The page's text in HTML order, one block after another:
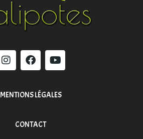
MENTIONS LÉGALES
CONTACT